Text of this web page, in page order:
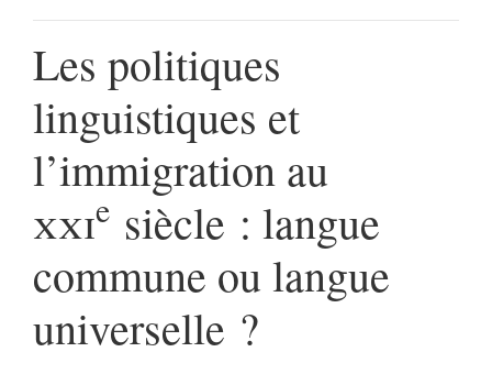
Les politiques
linguistiques et
l’immigration au
xxie siècle : langue
commune ou langue
universelle ?